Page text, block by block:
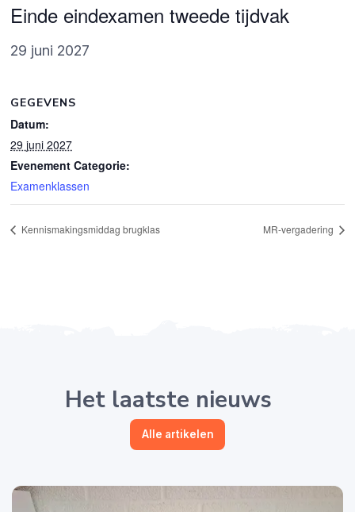
Einde eindexamen tweede tijdvak
29 juni 2027
GEGEVENS
Datum:
29 juni 2027
Evenement Categorie:
Examenklassen
Kennismakingsmiddag brugklas MR-vergadering
Het laatste nieuws
Alle artikelen